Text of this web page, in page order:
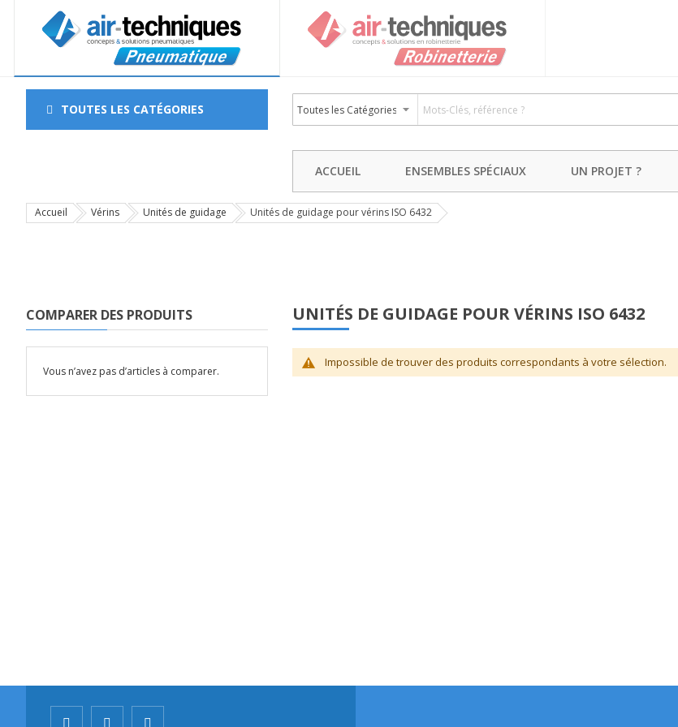
TOUTES LES CATÉGORIES
ACCUEIL ENSEMBLES SPÉCIAUX UN PROJET ?
Accueil Vérins Unités de guidage Unités de guidage pour vérins ISO 6432
UNITÉS DE GUIDAGE POUR VÉRINS ISO 6432
Impossible de trouver des produits correspondants à votre sélection.
COMPARER DES PRODUITS
Vous n’avez pas d’articles à comparer.